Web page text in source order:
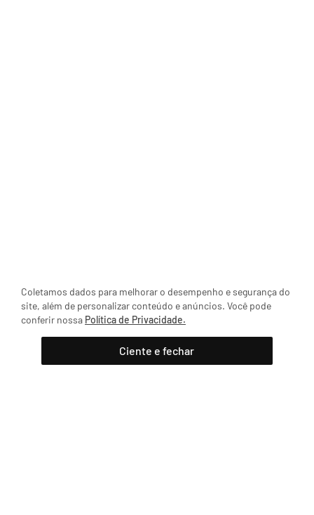
Coletamos dados para melhorar o desempenho e segurança do
site, além de personalizar conteúdo e anúncios. Você pode
conferir nossa Política de Privacidade.
Ciente e fechar